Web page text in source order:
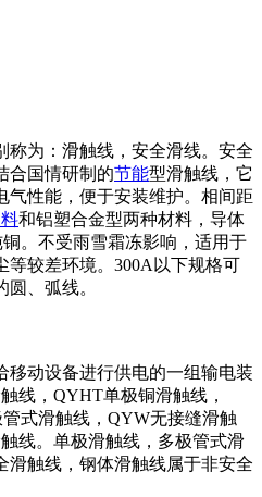
称为：滑触线，安全滑线。安全
合国情研制的节能型滑触线，它
气性能，便于安装维护。相间距
和铝塑合金型两种材料，导体
。不受雨雪霜冻影响，适用于
等较差环境。300A以下规格可
、弧线。
移动设备进行供电的一组输电装
线，QYHT单极铜滑触线，
式滑触线，QYW无接缝滑触
线。单极滑触线，多极管式滑
滑触线，钢体滑触线属于非安全